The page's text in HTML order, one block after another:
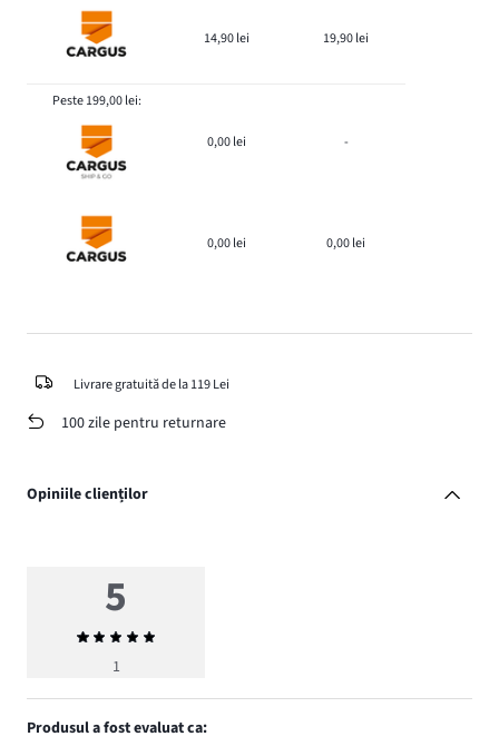
14,90 lei 19,90 lei
Peste 199,00 lei:
0,00 lei -
0,00 lei 0,00 lei
Livrare gratuită de la 119 Lei
100 zile pentru returnare
Opiniile clienților
5
Evaluarea
medie
1
Produsul a fost evaluat ca: